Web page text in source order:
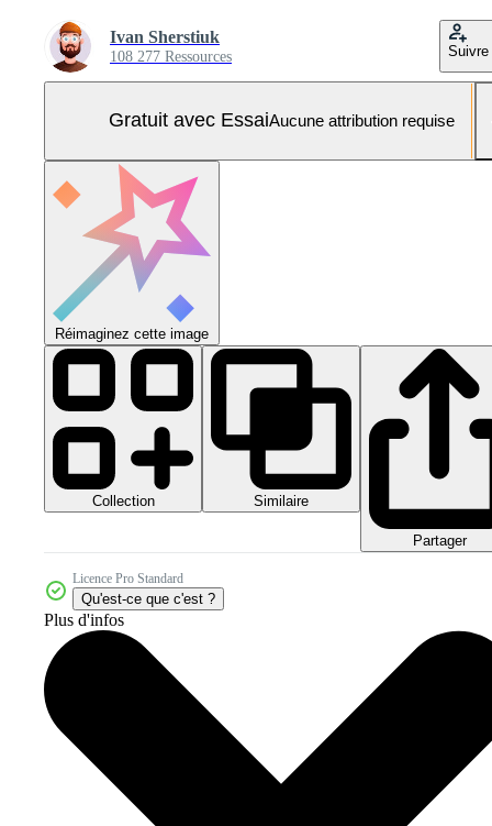
Ivan Sherstiuk
108 277 Ressources Suivre
Gratuit avec EssaiAucune attribution requise
Réimaginez cette image
Collection Similaire
Partager
Licence Pro Standard
Qu'est-ce que c'est ?
Plus d'infos